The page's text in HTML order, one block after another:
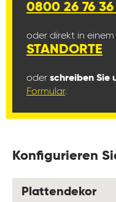
0800 26 76 36
oder direkt in einem
STANDORTE
oder schreiben Sie
Formular.
Konfigurieren
Plattendekor